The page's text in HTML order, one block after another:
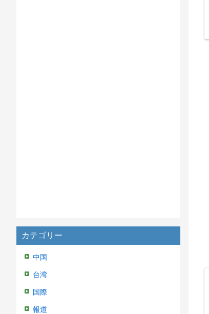
カテゴリー
中国
台湾
国際
報道